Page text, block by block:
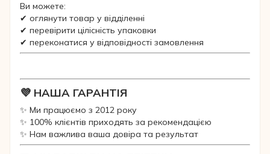
Ви можете:
✔ оглянути товар у відділенні
✔ перевірити цілісність упаковки
✔ переконатися у відповідності замовлення
💜 НАША ГАРАНТІЯ
✨ Ми працюємо з 2012 року
✨ 100% клієнтів приходять за рекомендацією
✨ Нам важлива ваша довіра та результат